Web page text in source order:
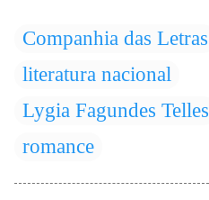
Companhia das Letras
literatura nacional
Lygia Fagundes Telles
romance